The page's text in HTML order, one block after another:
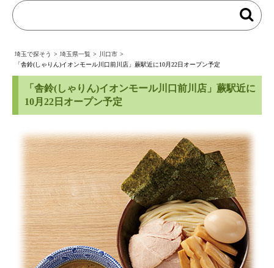
埼玉で探そう > 埼玉県一覧 > 川口市 >
「舎鈴(しゃりん)イオンモール川口前川店」蕨駅近に10月22日オープン予定
「舎鈴(しゃりん)イオンモール川口前川店」蕨駅近に
10月22日オープン予定